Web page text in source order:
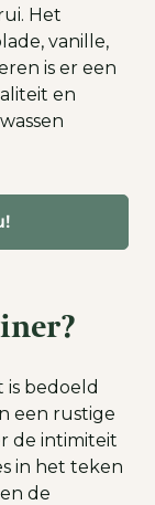
Het
vanille,
is er een
en
is bedoeld
een rustige
de intimiteit
in het teken
de